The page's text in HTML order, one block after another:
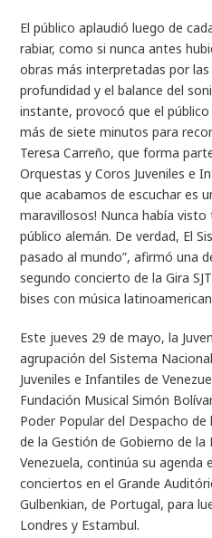
El público aplaudió luego de
rabiar, como si nunca antes
obras más interpretadas por
profundidad y el balance del
instante, provocó que el
más de siete minutos para
Teresa Carreño, que forma
Orquestas y Coros Juveniles e
que acabamos de escuchar es
maravillosos! Nunca había
público alemán. De verdad, El
pasado al mundo”, afirmó una
segundo concierto de la Gira
bises con música
Este jueves 29 de mayo, la
agrupación del Sistema
Juveniles e Infantiles de
Fundación Musical Simón
Poder Popular del Despacho
de la Gestión de Gobierno de la
Venezuela, continúa su agenda
conciertos en el Grande
Gulbenkian, de Portugal, para
Londres y Estambul.